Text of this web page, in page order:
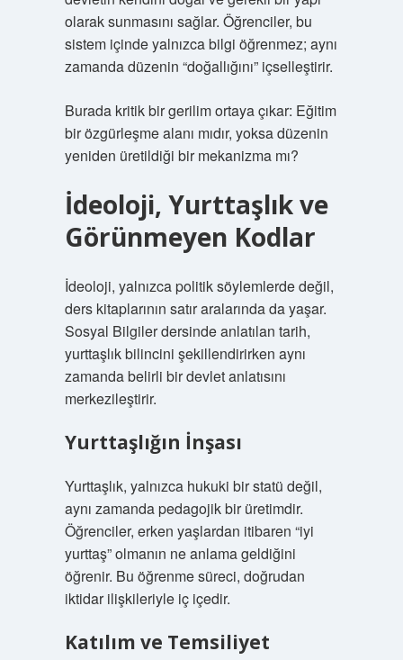
olarak sunmasını sağlar. Öğrenciler, bu
sistem içinde yalnızca bilgi öğrenmez; aynı
zamanda düzenin “doğallığını” içselleştirir.
Burada kritik bir gerilim ortaya çıkar: Eğitim
bir özgürleşme alanı mıdır, yoksa düzenin
yeniden üretildiği bir mekanizma mı?
İdeoloji, Yurttaşlık ve
Görünmeyen Kodlar
İdeoloji, yalnızca politik söylemlerde değil,
ders kitaplarının satır aralarında da yaşar.
Sosyal Bilgiler dersinde anlatılan tarih,
yurttaşlık bilincini şekillendirirken aynı
zamanda belirli bir devlet anlatısını
merkezileştirir.
Yurttaşlığın İnşası
Yurttaşlık, yalnızca hukuki bir statü değil,
aynı zamanda pedagojik bir üretimdir.
Öğrenciler, erken yaşlardan itibaren “iyi
yurttaş” olmanın ne anlama geldiğini
öğrenir. Bu öğrenme süreci, doğrudan
iktidar ilişkileriyle iç içedir.
Katılım ve Temsiliyet